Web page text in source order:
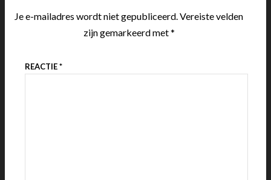
Je e-mailadres wordt niet gepubliceerd.Vereiste velden
zijn gemarkeerd met*
REACTIE*